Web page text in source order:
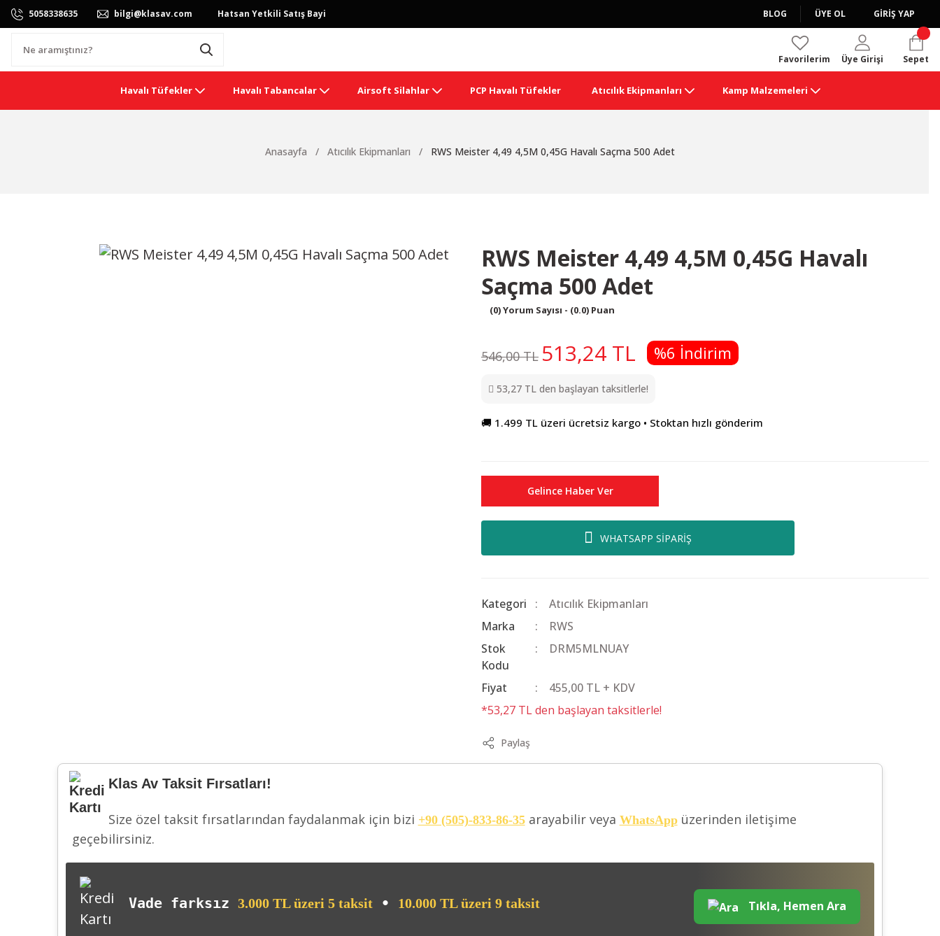
5058338635 bilgi@klasav.com Hatsan Yetkili Satış Bayi BLOG ÜYE OL GİRİŞ YAP
Favorilerim Üye Girişi Sepet
Havalı Tüfekler Havalı Tabancalar Airsoft Silahlar PCP Havalı Tüfekler Atıcılık Ekipmanları Kamp Malzemeleri
Anasayfa Atıcılık Ekipmanları RWS Meister 4,49 4,5M 0,45G Havalı Saçma 500 Adet
RWS Meister 4,49 4,5M 0,45G Havalı
Saçma 500 Adet
(0) Yorum Sayısı - (0.0) Puan
546,00 TL 513,24 TL %6 İndirim
53,27 TL den başlayan taksitlerle!
🚚 1.499 TL üzeri ücretsiz kargo • Stoktan hızlı gönderim
Gelince Haber Ver
WHATSAPP SİPARİŞ
Kategori
Atıcılık Ekipmanları
Marka
RWS
Stok
Kodu
DRM5MLNUAY
Fiyat
455,00 TL + KDV
*53,27 TL den başlayan taksitlerle!
Paylaş
Klas Av Taksit Fırsatları!
Size özel taksit fırsatlarından faydalanmak için bizi +90 (505)-833-86-35arayabilir veya WhatsAppüzerinden iletişime
geçebilirsiniz.
Vade farksız3.000 TL üzeri 5 taksit • 10.000 TL üzeri 9 taksit Tıkla, Hemen Ara